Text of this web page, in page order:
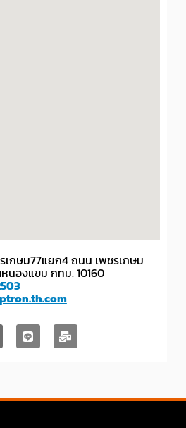
รเกษม77แยก4 ถนน เพชรเกษม
นองแขม กทม. 10160